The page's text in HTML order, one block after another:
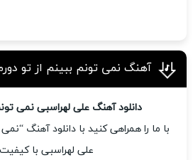
آهنگ نمی تونم ببینم از تو
دانلود آهنگ علی لهراسبی نمی
با ما را همراهی کنید با دانلود آهنگ “نمی
علی لهراسبی با